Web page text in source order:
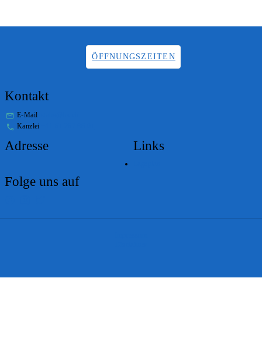
ÖFFNUNGSZEITEN
Kontakt
E-Mail
Kanzlei
Adresse Links
Folge uns auf